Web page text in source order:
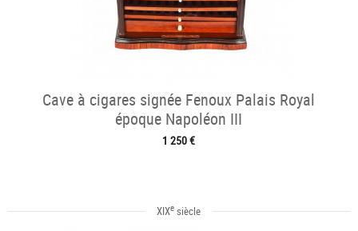
Cave à cigares signée Fenoux Palais Royal
époque Napoléon III
1 250 €
XIXe siècle